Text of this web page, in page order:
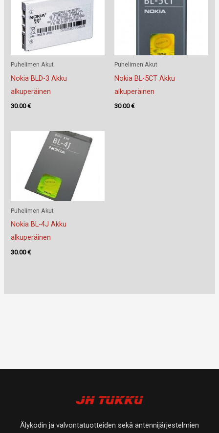
Puhelimen Akut
Nokia BLD-3 Akku
alkuperäinen
30.00€
Puhelimen Akut
Nokia BL-5CT Akku
alkuperäinen
30.00€
Puhelimen Akut
Nokia BL-4J Akku
alkuperäinen
30.00€
Älykodin ja valvontatuotteiden sekä antennijärjestelmien